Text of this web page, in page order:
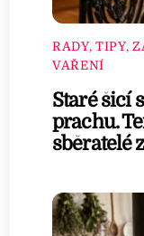
RADY, TIPY,
VAŘENÍ
Staré šicí
prachu.
sběratelé